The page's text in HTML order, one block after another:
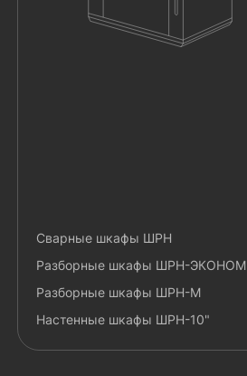
Сварные шкафы ШРН
Разборные шкафы ШРН-ЭКОНОМ
Разборные шкафы ШРН-М
Настенные шкафы ШРН-10"